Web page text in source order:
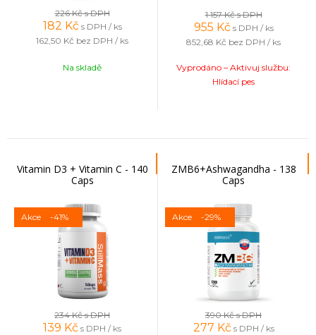
226 Kčs DPH
182 Kč s DPH / ks
162,50 Kč bez DPH / ks
Na skladě
1 157 Kčs DPH
955 Kč s DPH / ks
852,68 Kč bez DPH / ks
Vyprodáno – Aktivuj službu:
Hlídací pes
Vitamin D3 + Vitamin C - 140
Caps
Akce -41%
234 Kčs DPH
139 Kč s DPH / ks
ZMB6+Ashwagandha - 138
Caps
Akce -29%
390 Kčs DPH
277 Kč s DPH / ks